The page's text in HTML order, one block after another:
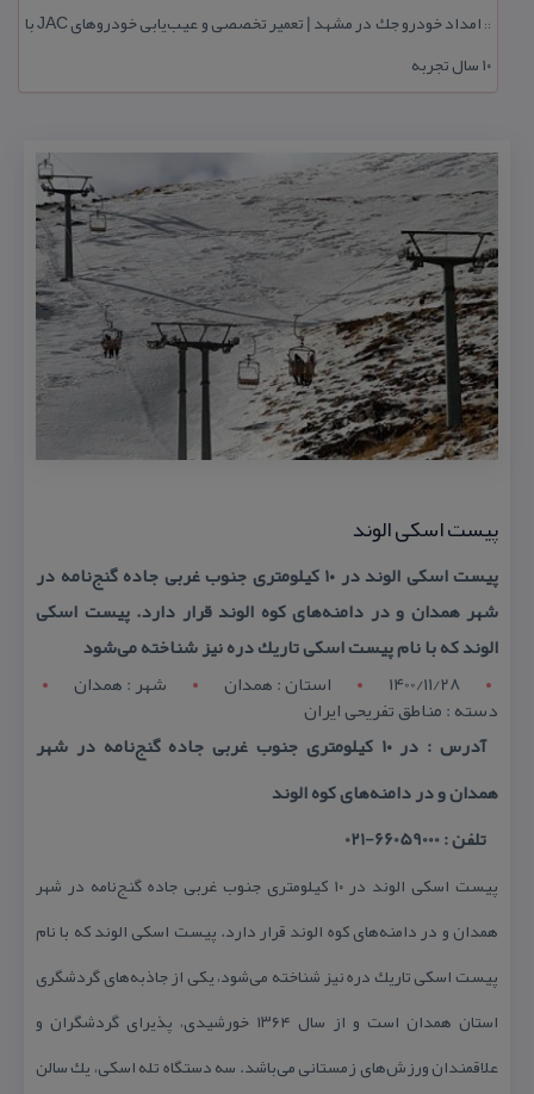
::
امداد خودرو جك در مشهد | تعمیر تخصصی و عیب‌یابی خودروهای JAC با
۱۰ سال تجربه
پیست اسكی الوند
پیست اسكی الوند در ۱۰ كیلومتری جنوب غربی جاده گنج‌نامه در
شهر همدان و در دامنه‌های كوه الوند قرار دارد. پیست اسكی
الوند كه با نام پیست اسكی تاریك دره نیز شناخته می‌شود
1400/11/28
استان : همدان شهر : همدان
دسته : مناطق تفریحی ایران
آدرس : در ۱۰ كیلومتری جنوب غربی جاده گنج‌نامه در شهر
همدان و در دامنه‌های كوه الوند
تلفن : 66059000-021
پیست اسكی الوند در ۱۰ كیلومتری جنوب غربی جاده گنج‌نامه در شهر
همدان و در دامنه‌های كوه الوند قرار دارد. پیست اسكی الوند كه با نام
پیست اسكی تاریك دره نیز شناخته می‌شود، یكی از جاذبه‌های گردشگری
استان همدان است و از سال ۱۳۶۴ خورشیدی، پذیرای گردشگران و
علاقمندان ورزش‌های زمستانی می‌باشد. سه دستگاه تله اسكی، یك سالن